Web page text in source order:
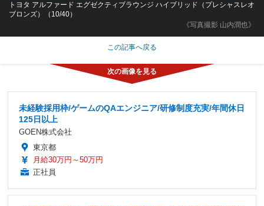
《写真撮影 山内潤也》
トヨタ アルファード エグゼクティブラウンジ ハイブリッド（プレシャスレオ
ブロンズ）（10/40）
この記事へ戻る
未経験採用枠/ゲームのQAエンジニア/研修制度充実/年間休日
125日以上
GOEN株式会社
東京都
月給30万円～50万円
正社員